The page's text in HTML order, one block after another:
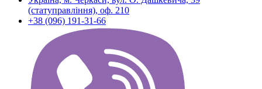
(статуправління), оф. 210
+38 (096) 191-31-66